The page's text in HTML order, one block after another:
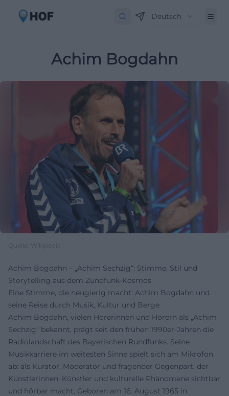
Deutsch
Achim Bogdahn
Quelle: Wikipedia
Achim Bogdahn – „Achim Sechzig“: Stimme, Stil und
Storytelling aus dem Zündfunk-Kosmos
Eine Stimme, die neugierig macht: Achim Bogdahn und
seine Reise durch Musik, Kultur und Berge
Achim Bogdahn, vielen Hörerinnen und Hörern als „Achim
Sechzig“ bekannt, prägt seit den frühen 1990er-Jahren die
Radiolandschaft des Bayerischen Rundfunks. Seine
Musikkarriere im weitesten Sinne spielt sich am Mikrofon
ab: als Kurator, Moderator und fragender Gegenpart, der
Künstlerinnen, Künstler und kulturelle Phänomene sichtbar
und hörbar macht. Geboren am 16. August 1965 in